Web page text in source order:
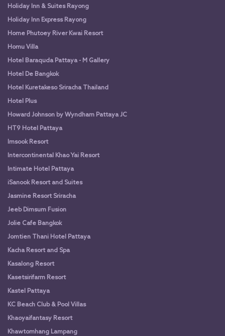
Holiday Inn & Suites Rayong
Holiday Inn Express Rayong
Home Phutoey River Kwai Resort
Homu Villa
Hotel Baraquda Pattaya - M Gallery
Hotel De Bangkok
Hotel Kuretakeso Sriracha Thailand
Hotel Plus
Howard Johnson by Wyndham Pattaya JC
HT9 Hotel Pattaya
Imsook Resort
Intercontinental Khao Yai Resort
Intimate Hotel Pattaya
iSanook Resort and Suites
Jasmine Resort Sriracha
Jeeb Dimsum Fusion
Jolie Cafe Bangkok
Jomtien Thani Hotel Pattaya
Kacha Resort and Spa
Kasalong Resort
Kasetsirifarm Resort
Kastel Pattaya
KC Beach Club & Pool Villas
Khaoyaifantasy Resort
Khawtomhang Lampang